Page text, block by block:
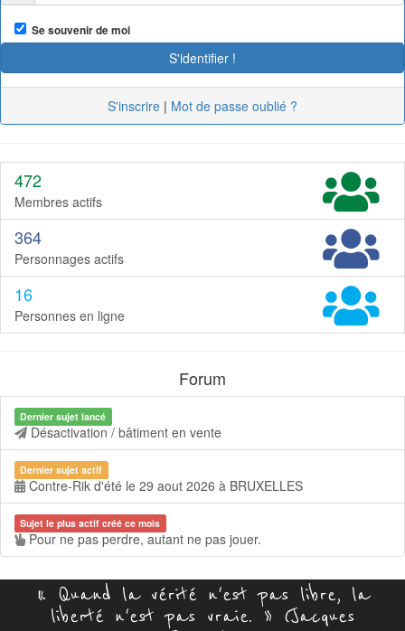
Se souvenir de moi
S'inscrire | Mot de passe oublié ?
472
Membres actifs
364
Personnages actifs
16
Personnes en ligne
Forum
Dernier sujet lancé
Désactivation / bâtiment en vente
Dernier sujet actif
Contre-Rik d'été le 29 aout 2026 à BRUXELLES
Sujet le plus actif créé ce mois
Pour ne pas perdre, autant ne pas jouer.
« Quand la vérité n'est pas libre, la
liberté n'est pas vraie. » (Jacques